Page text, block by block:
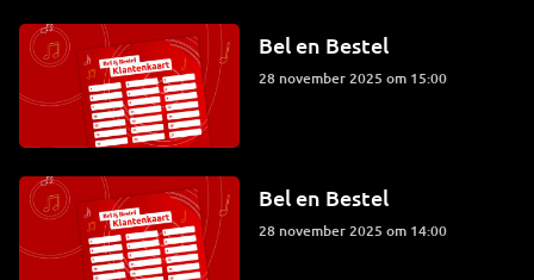
Bel en Bestel
28 november 2025 om 15:00
Bel en Bestel
28 november 2025 om 14:00